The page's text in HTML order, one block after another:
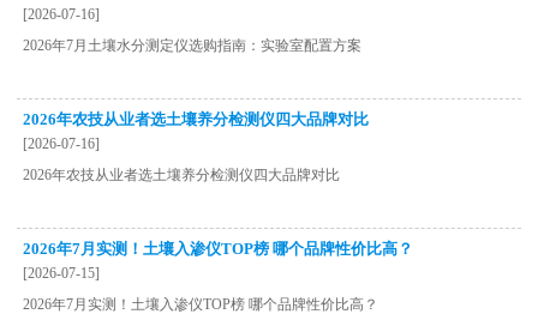
[2026-07-16]
2026年7月土壤水分测定仪选购指南：实验室配置方案
2026年农技从业者选土壤养分检测仪四大品牌对比
[2026-07-16]
2026年农技从业者选土壤养分检测仪四大品牌对比
2026年7月实测！土壤入渗仪TOP榜 哪个品牌性价比高？
[2026-07-15]
2026年7月实测！土壤入渗仪TOP榜 哪个品牌性价比高？